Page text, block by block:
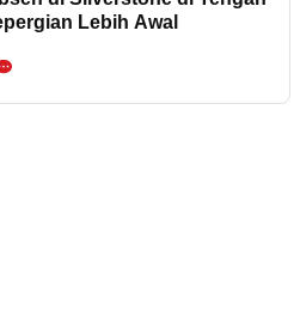
Lebih Awal